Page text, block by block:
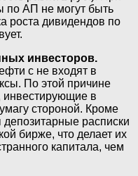
по АП не могут быть
роста дивидендов по
инвесторов.
с не входят в
По этой причине
в
стороной. Кроме
расписки
бирже, что делает их
капитала, чем